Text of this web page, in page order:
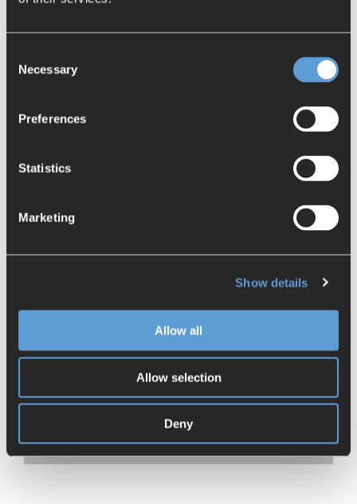
Selection
Necessary
Preferences
Statistics
Marketing
Show details
Allow all
Allow selection
Deny
detaillierter. Sie sehen, wie die Validierung in BCT
CheckIt konfiguriert und in Active Workspace
Accept cookiesto view the content.